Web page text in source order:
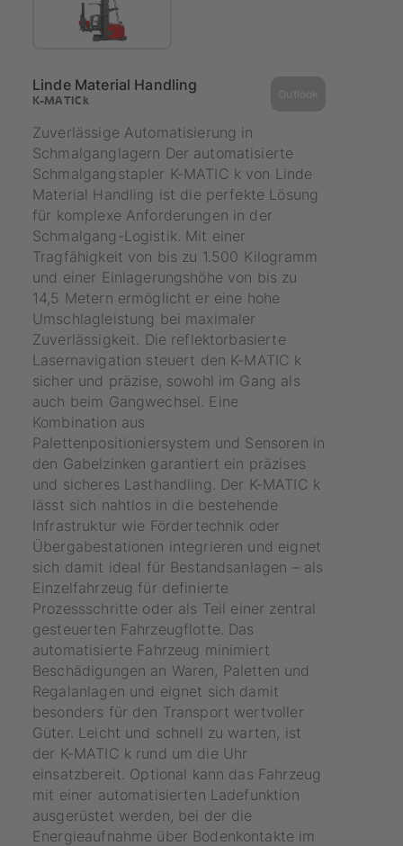
Linde Material Handling
K-MATIC k
Zuverlässige Automatisierung in
Schmalganglagern Der automatisierte
Schmalgangstapler K-MATIC k von Linde
Material Handling ist die perfekte Lösung
für komplexe Anforderungen in der
Schmalgang-Logistik. Mit einer
Tragfähigkeit von bis zu 1.500 Kilogramm
und einer Einlagerungshöhe von bis zu
14,5 Metern ermöglicht er eine hohe
Umschlagleistung bei maximaler
Zuverlässigkeit. Die reflektorbasierte
Lasernavigation steuert den K-MATIC k
sicher und präzise, sowohl im Gang als
auch beim Gangwechsel. Eine
Kombination aus
Palettenpositioniersystem und Sensoren in
den Gabelzinken garantiert ein präzises
und sicheres Lasthandling. Der K-MATIC k
lässt sich nahtlos in die bestehende
Infrastruktur wie Fördertechnik oder
Übergabestationen integrieren und eignet
sich damit ideal für Bestandsanlagen – als
Einzelfahrzeug für definierte
Prozessschritte oder als Teil einer zentral
gesteuerten Fahrzeugflotte. Das
automatisierte Fahrzeug minimiert
Beschädigungen an Waren, Paletten und
Regalanlagen und eignet sich damit
besonders für den Transport wertvoller
Güter. Leicht und schnell zu warten, ist
der K-MATIC k rund um die Uhr
einsatzbereit. Optional kann das Fahrzeug
mit einer automatisierten Ladefunktion
ausgerüstet werden, bei der die
Energieaufnahme über Bodenkontakte im